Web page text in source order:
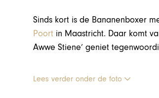
Sinds kort is de Bananenboxer
Poort in Maastricht. Daar komt
Awwe Stiene’ geniet
Lees verder onder de foto